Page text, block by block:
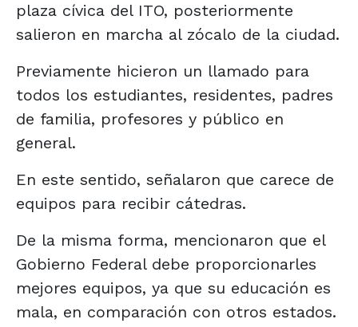
plaza cívica del ITO, posteriormente
salieron en marcha al zócalo de la ciudad.
Previamente hicieron un llamado para
todos los estudiantes, residentes, padres
de familia, profesores y público en
general.
En este sentido, señalaron que carece de
equipos para recibir cátedras.
De la misma forma, mencionaron que el
Gobierno Federal debe proporcionarles
mejores equipos, ya que su educación es
mala, en comparación con otros estados.